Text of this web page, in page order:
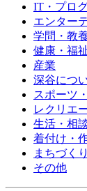
IT・プロ
エンター
学問・教
健康・福
産業
深谷につ
スポーツ
レクリエ
生活・相
着付け・
まちづく
その他